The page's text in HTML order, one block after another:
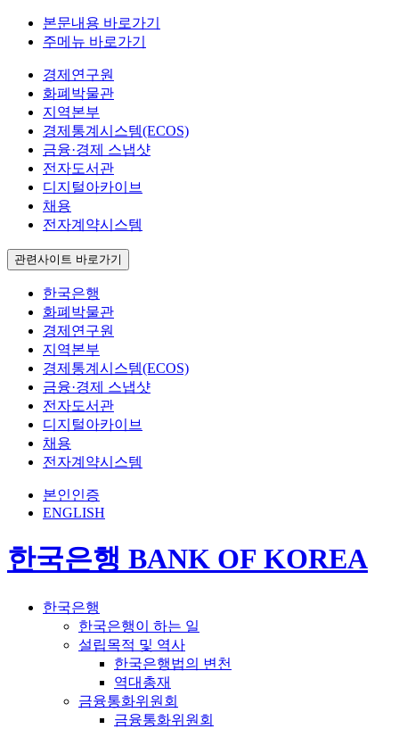
본문내용 바로가기
주메뉴 바로가기
경제연구원
화폐박물관
지역본부
경제통계시스템(ECOS)
금융·경제 스냅샷
전자도서관
디지털아카이브
채용
전자계약시스템
관련사이트 바로가기
한국은행
화폐박물관
경제연구원
지역본부
경제통계시스템(ECOS)
금융·경제 스냅샷
전자도서관
디지털아카이브
채용
전자계약시스템
본인인증
ENGLISH
한국은행 BANK OF KOREA
한국은행
한국은행이 하는 일
설립목적 및 역사
한국은행법의 변천
역대총재
금융통화위원회
금융통화위원회